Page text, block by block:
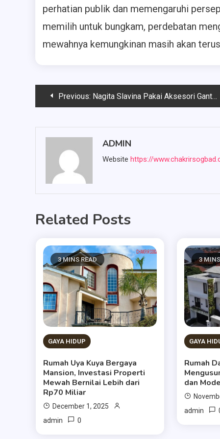
perhatian publik dan memengaruhi
memilih untuk bungkam, perdebatan
mewahnya kemungkinan masih akan
PostPrevious: Nagita Slavina Pakai Aksesori Gantungan Tas Seharga Rp43 Juta
ADMIN
Website https://
Related Posts
3 MINS READ
GAYA HIDUP
Rumah Uya Kuya Bergaya
Mansion, Investasi Properti
Mewah Bernilai Lebih dari
Rp70 Miliar
December 1, 2025
admin
0
3
GAYA
Rumah
dan
admin